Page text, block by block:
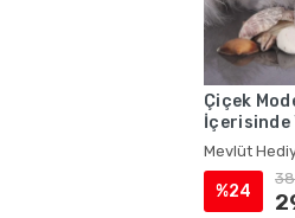
Çiçek
İçerisinde
Mevlüt
Mevlüt
%24